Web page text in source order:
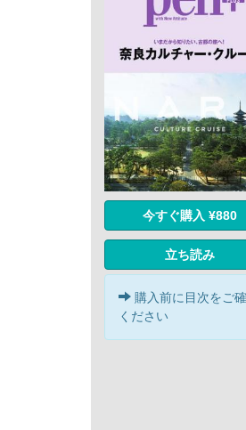
今すぐ購入 ¥880
立ち読み
購入前に目次をご
ください